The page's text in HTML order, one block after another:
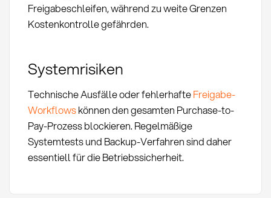
Freigabeschleifen, während zu weite Grenzen
Kostenkontrolle gefährden.
Systemrisiken
Technische Ausfälle oder fehlerhafteFreigabe-
Workflowskönnen den gesamten Purchase-to-
Pay-Prozess blockieren. Regelmäßige
Systemtests und Backup-Verfahren sind daher
essentiell für die Betriebssicherheit.